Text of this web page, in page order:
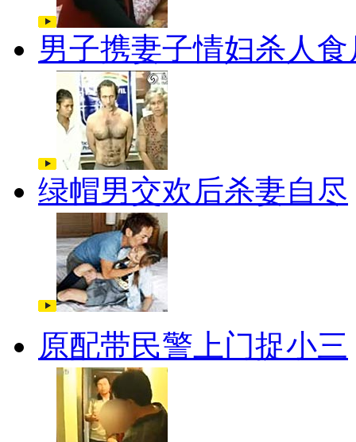
男子携妻子情妇杀人食
绿帽男交欢后杀妻自尽
原配带民警上门捉小三